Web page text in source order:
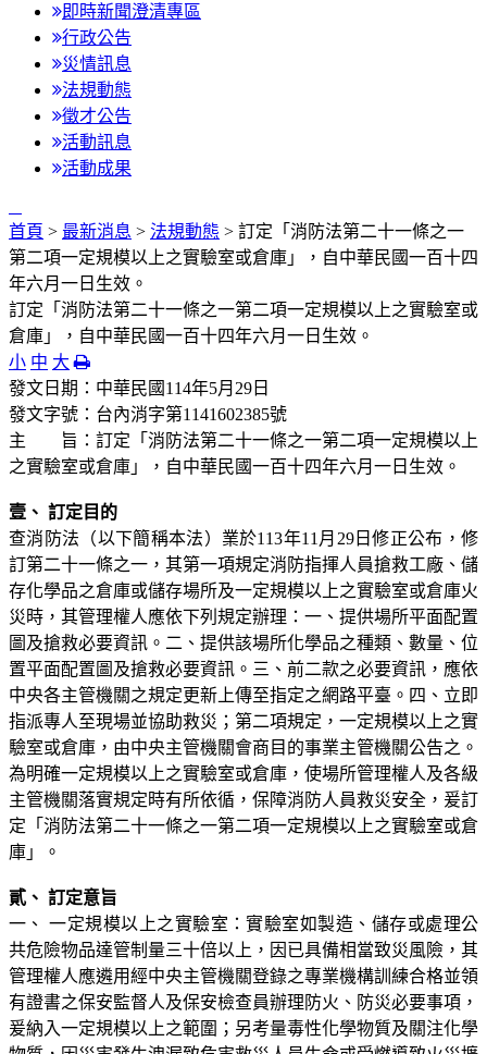
即時新聞澄清專區
行政公告
災情訊息
法規動態
徵才公告
活動訊息
活動成果
首頁 > 最新消息 > 法規動態 > 訂定「消防法第二十一條之一
第二項一定規模以上之實驗室或倉庫」，自中華民國一百十四
年六月一日生效。
訂定「消防法第二十一條之一第二項一定規模以上之實驗室或
倉庫」，自中華民國一百十四年六月一日生效。
小 中 大
發文日期：中華民國114年5月29日
發文字號：台內消字第1141602385號
主 旨：訂定「消防法第二十一條之一第二項一定規模以上
之實驗室或倉庫」，自中華民國一百十四年六月一日生效。
壹、 訂定目的
查消防法（以下簡稱本法）業於113年11月29日修正公布，修
訂第二十一條之一，其第一項規定消防指揮人員搶救工廠、儲
存化學品之倉庫或儲存場所及一定規模以上之實驗室或倉庫火
災時，其管理權人應依下列規定辦理：一、提供場所平面配置
圖及搶救必要資訊。二、提供該場所化學品之種類、數量、位
置平面配置圖及搶救必要資訊。三、前二款之必要資訊，應依
中央各主管機關之規定更新上傳至指定之網路平臺。四、立即
指派專人至現場並協助救災；第二項規定，一定規模以上之實
驗室或倉庫，由中央主管機關會商目的事業主管機關公告之。
為明確一定規模以上之實驗室或倉庫，使場所管理權人及各級
主管機關落實規定時有所依循，保障消防人員救災安全，爰訂
定「消防法第二十一條之一第二項一定規模以上之實驗室或倉
庫」。
貳、 訂定意旨
一、
一定規模以上之實驗室：實驗室如製造、儲存或處理公
共危險物品達管制量三十倍以上，因已具備相當致災風險，其
管理權人應遴用經中央主管機關登錄之專業機構訓練合格並領
有證書之保安監督人及保安檢查員辦理防火、防災必要事項，
爰納入一定規模以上之範圍；另考量毒性化學物質及關注化學